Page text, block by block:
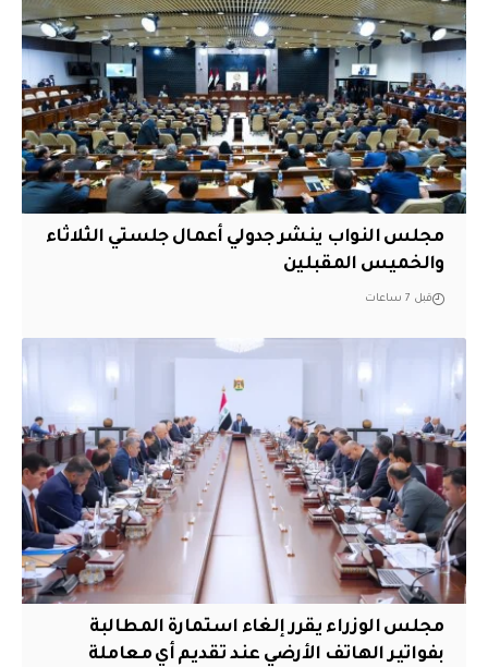
مجلس النواب ينشر جدولي أعمال جلستي الثلاثاء
والخميس المقبلين
قبل 7 ساعات
مجلس الوزراء يقرر إلغاء استمارة المطالبة
بفواتير الهاتف الأرضي عند تقديم أي معاملة